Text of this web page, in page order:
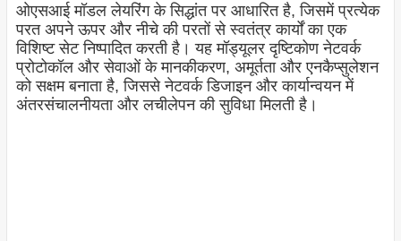
ओएसआई मॉडल लेयरिंग के सिद्धांत पर आधारित है, जिसमें प्रत्येक
परत अपने ऊपर और नीचे की परतों से स्वतंत्र कार्यों का एक
विशिष्ट सेट निष्पादित करती है। यह मॉड्यूलर दृष्टिकोण नेटवर्क
प्रोटोकॉल और सेवाओं के मानकीकरण, अमूर्तता और एनकैप्सुलेशन
को सक्षम बनाता है, जिससे नेटवर्क डिजाइन और कार्यान्वयन में
अंतरसंचालनीयता और लचीलेपन की सुविधा मिलती है।